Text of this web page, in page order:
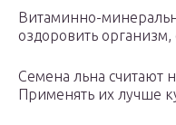
Витаминно-
оздоровить организм,
Семена льна считают
Применять их лучше